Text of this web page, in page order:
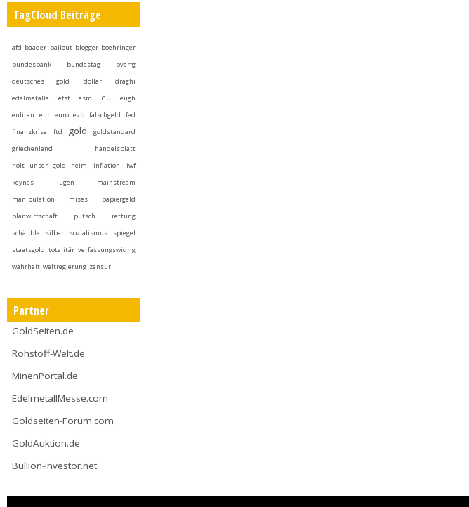
TagCloud Beiträge
afd baader bailout blogger boehringer
bundesbank
bundestag
bverfg
deutsches gold
dollar
draghi
edelmetalle
efsf esm eu
eugh
euliten
eur euro ezb falschgeld
fed
finanzkrise
ftd gold
goldstandard
griechenland
handelsblatt
holt unser gold heim
inflation
iwf
keynes
lügen
mainstream
manipulation
mises
papiergeld
planwirtschaft
putsch
rettung
schäuble
silber sozialismus
spiegel
staatsgold totalitär verfassungswidrig
wahrheit weltregierung zensur
Partner
GoldSeiten.de
Rohstoff-Welt.de
MinenPortal.de
EdelmetallMesse.com
Goldseiten-Forum.com
GoldAuktion.de
Bullion-Investor.net